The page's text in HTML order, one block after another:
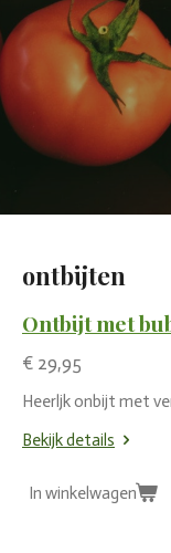
ontbijten
Ontbijt met
€ 29,95
Heerljk onbijt met
Bekijk details
In winkelwagen